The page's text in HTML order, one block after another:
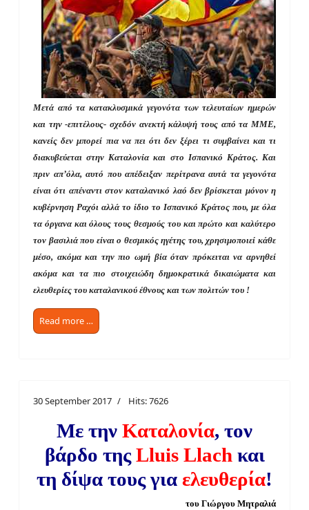
Μετά από τα κατακλυσμικά γεγονότα των τελευταίων ημερών
και την -επιτέλους- σχεδόν ανεκτή κάλυψή τους από τα ΜΜΕ,
κανείς δεν μπορεί πια να πει ότι δεν ξέρει τι συμβαίνει και τι
διακυβεύεται στην Καταλονία και στο Ισπανικό Κράτος. Και
πριν απ’όλα, αυτό που απέδειξαν περίτρανα αυτά τα γεγονότα
είναι ότι απέναντι στον καταλανικό λαό δεν βρίσκεται μόνον η
κυβέρνηση Ραχόι αλλά το ίδιο το Ισπανικό Κράτος που, με όλα
τα όργανα και όλους τους θεσμούς του και πρώτο και καλύτερο
τον βασιλιά που είναι ο θεσμικός ηγέτης του, χρησιμοποιεί κάθε
μέσο, ακόμα και την πιο ωμή βία όταν πρόκειται να αρνηθεί
ακόμα και τα πιο στοιχειώδη δημοκρατικά δικαιώματα και
ελευθερίες του καταλανικού έθνους και των πολιτών του !
Read more …
30 September 2017 Hits: 7626
Με την Καταλονία, τον
βάρδο τηςLluis Llachκαι
τη δίψα τους για ελευθερία!
του Γιώργου Μητραλιά